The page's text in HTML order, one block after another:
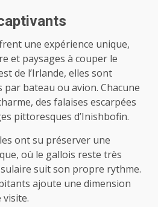
une expérience unique,
et paysages à couper le
de l’Irlande, elles sont
par bateau ou avion. Chacune
des falaises escarpées
pittoresques d’Inishbofin.
ont su préserver une
où le gallois reste très
suit son propre rythme.
ajoute une dimension
visite.